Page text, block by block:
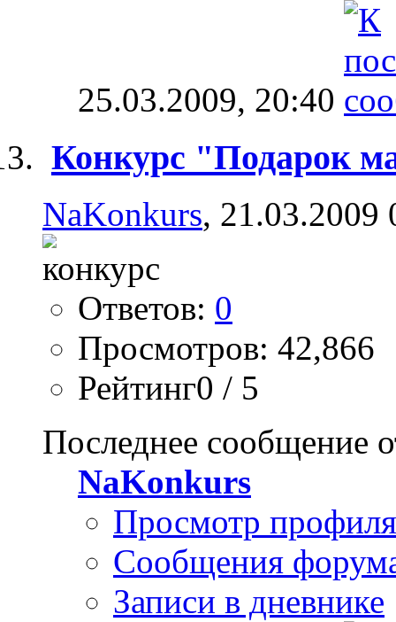
25.03.2009, 20:40
Конкурс "Подарок
NaKonkurs, 21.03.2009
Ответов: 0
Просмотров: 42,866
Рейтинг0 / 5
Последнее сообщение
NaKonkurs
Просмотр профиля
Сообщения
Записи в дневнике